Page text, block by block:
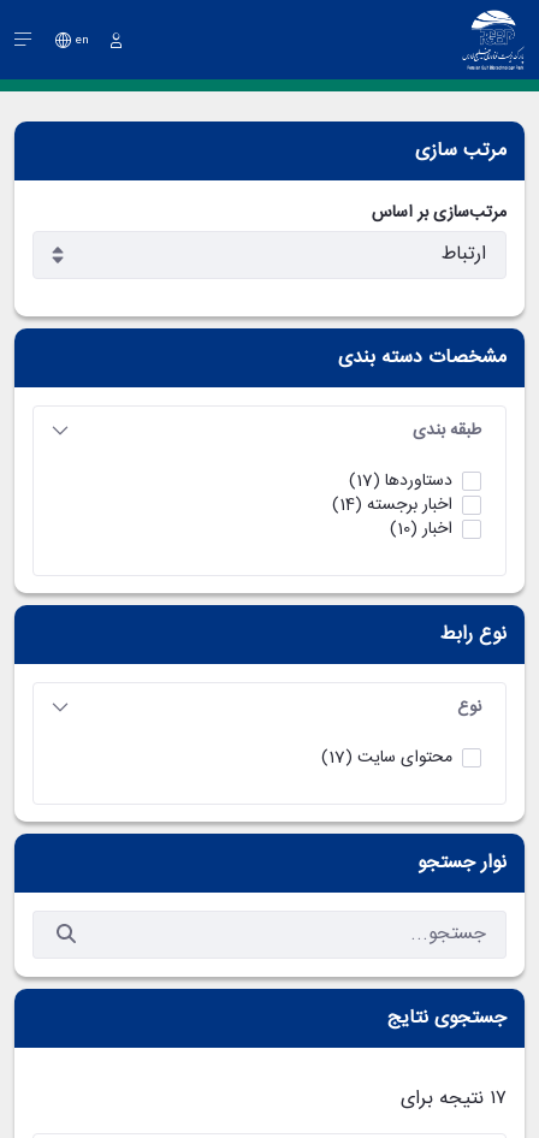
en
مرتب سازی
مرتب‌سازی بر اساس
مشخصات دسته بندی
طبقه بندی
دستاوردها (17)
اخبار برجسته (14)
اخبار (10)
نوع رابط
نوع
محتوای سایت (17)
نوار جستجو
جستجوی نتایج
۱۷ نتیجه برای